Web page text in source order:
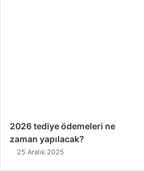
2026 tediye ödemeleri ne
zaman yapılacak?
25 Aralık 2025